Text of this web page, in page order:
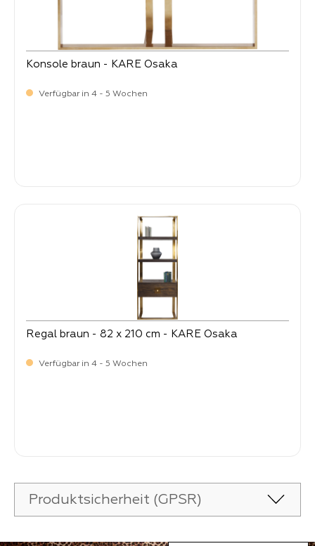
Konsole braun - KARE Osaka
Verfügbar in 4 - 5 Wochen
Regal braun - 82 x 210 cm - KARE Osaka
Verfügbar in 4 - 5 Wochen
Produktsicherheit (GPSR)